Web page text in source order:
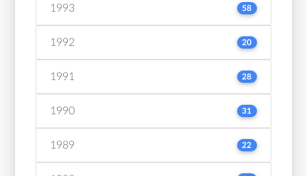
1993 58
1992 20
1991 28
1990 31
1989 22